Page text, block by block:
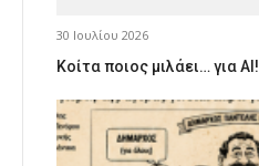
30 Ιουλίου 2026
Κοίτα ποιος μιλάει… για AI!